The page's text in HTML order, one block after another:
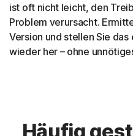
ist oft nicht leicht, den
Problem verursacht.
Version und stellen Sie
wieder her – ohne
Häufig